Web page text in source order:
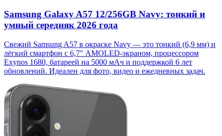
Samsung Galaxy A57 12/256GB Navy: тонкий и
умный середняк 2026 года
Свежий Samsung A57 в окраске Navy — это тонкий (6,9 мм) и
лёгкий смартфон с 6,7" AMOLED-экраном, процессором
Exynos 1680, батареей на 5000 мАч и поддержкой 6 лет
обновлений. Идеален для фото, видео и ежедневных задач.